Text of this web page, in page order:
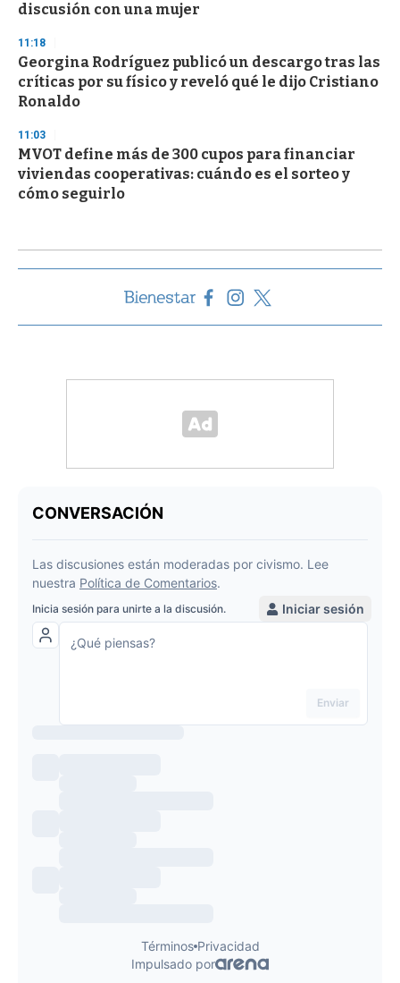
discusión con una mujer
11:18
Georgina Rodríguez publicó un descargo tras las
críticas por su físico y reveló qué le dijo Cristiano
Ronaldo
11:03
MVOT define más de 300 cupos para financiar
viviendas cooperativas: cuándo es el sorteo y
cómo seguirlo